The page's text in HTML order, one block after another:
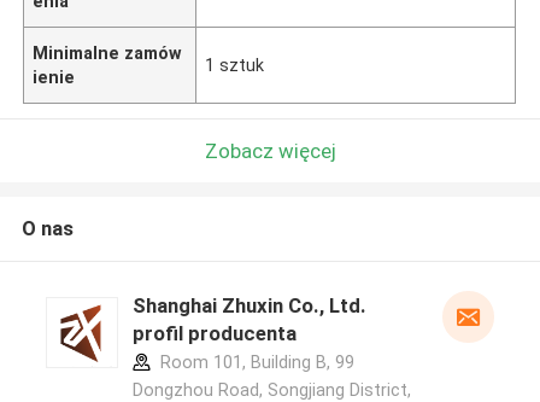
Minimalne zamów
ienie
1 sztuk
Zobacz więcej
O nas
Shanghai Zhuxin Co., Ltd.
profil producenta
Room 101, Building B, 99
Dongzhou Road, Songjiang District,